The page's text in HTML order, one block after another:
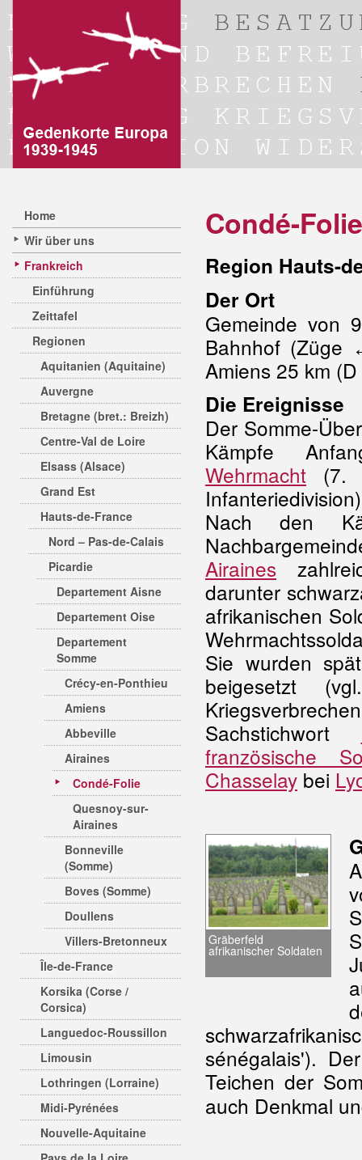
Home
Wir über uns
Frankreich
Einführung
Zeittafel
Regionen
Aquitanien (Aquitaine)
Auvergne
Bretagne (bret.: Breizh)
Centre-Val de Loire
Elsass (Alsace)
Grand Est
Hauts-de-France
Nord – Pas-de-Calais
Picardie
Departement Aisne
Departement Oise
Departement
Somme
Crécy-en-Ponthieu
Amiens
Abbeville
Airaines
Condé-Folie
Quesnoy-sur-
Airaines
Bonneville
(Somme)
Boves (Somme)
Doullens
Villers-Bretonneux
Île-de-France
Korsika (Corse /
Corsica)
Languedoc-Roussillon
Limousin
Lothringen (Lorraine)
Midi-Pyrénées
Nouvelle-Aquitaine
Condé-Folie
Region Hauts-
Der Ort
Gemeinde von
Bahnhof (Züge
Amiens 25 km
Die Ereignisse
Der Somme-
Kämpfe
Wehrmacht (7.
Nach den
Airaines
darunter
afrikanischen
Sie wurden
beigesetzt
Sachstichwort
französische
Chasselay bei
Gräberfeld
afrikanischer Soldaten
sénégalais').
Teichen der
auch Denkmal